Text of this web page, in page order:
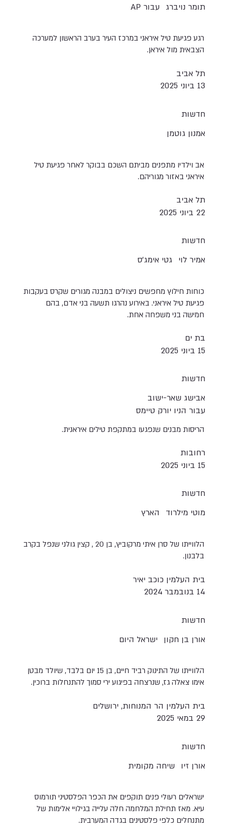
עבור AP תומר נויברג
רגע פגיעת טיל איראני במרכז העיר בערב הראשון למערכה
הצבאית מול איראן.
תל אביב
13 ביוני 2025
חדשות
אמנון גוטמן
אב וילדיו מתפנים מביתם השכם בבוקר לאחר פגיעת טיל
איראני באזור מגוריהם.
תל אביב
22 ביוני 2025
חדשות
גטי אימג'ס
אמיר לוי
כוחות חילוץ מחפשים ניצולים במבנה מגורים שקרס בעקבות
פגיעת טיל איראני. באירוע נהרגו תשעה בני אדם, בהם
חמישה בני משפחה אחת.
בת ים
15 ביוני 2025
חדשות
אבישג שאר-ישוב
עבור הניו יורק טיימס
הריסות מבנים שנפגעו במתקפת טילים איראנית.
רחובות
15 ביוני 2025
חדשות
הארץ
מוטי מילרוד
הלווייתו של סרן איתי מרקוביץ, בן 20 , קצין גולני שנפל בקרב
בלבנון.
בית העלמין כוכב יאיר
14 בנובמבר 2024
חדשות
ישראל היום אורן בן חקון
הלווייתו של התינוק רביד חיים, בן 15 יום בלבד, שיולד מבטן
אימו צאלה גז, שנרצחה בפיגוע ירי סמוך להתנחלות ברוכין.
בית העלמין הר המנוחות, ירושלים
29 במאי 2025
חדשות
שיחה מקומית אורן זיו
ישראלים רעולי פנים תוקפים את הכפר הפלסטיני תורמוס
עיא. מאז תחילת המלחמה חלה עלייה בגילויי אלימות של
מתנחלים כלפי פלסטינים בגדה המערבית.